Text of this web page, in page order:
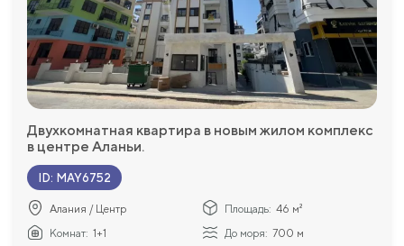
Двухкомнатная квартира в новым жилом комплекс
в центре Аланьи.
ID: MAY6752
Алания / Центр Площадь: 46 м²
Комнат: 1+1 До моря: 700 м